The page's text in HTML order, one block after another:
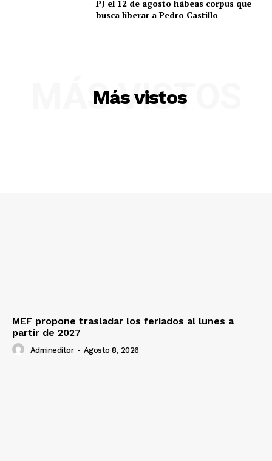
PJ el 12 de agosto hábeas corpus que
busca liberar a Pedro Castillo
Más vistos
MÁS VISTOS
MEF propone trasladar los feriados al lunes a
partir de 2027
Admineditor - Agosto 8, 2026